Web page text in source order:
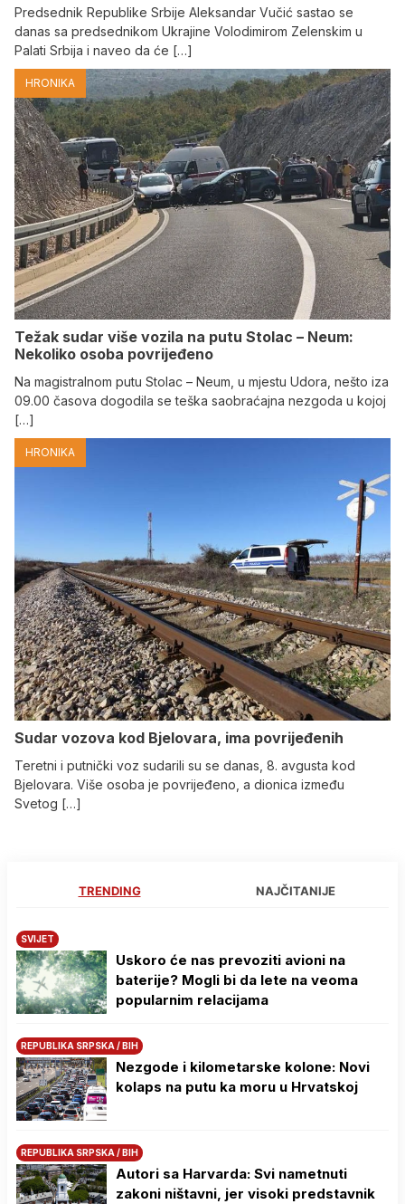
Predsednik Republike Srbije Aleksandar Vučić sastao se
danas sa predsednikom Ukrajine Volodimirom Zelenskim u
Palati Srbija i naveo da će […]
HRONIKA
Težak sudar više vozila na putu Stolac – Neum:
Nekoliko osoba povrijeđeno
Na magistralnom putu Stolac – Neum, u mjestu Udora, nešto iza
09.00 časova dogodila se teška saobraćajna nezgoda u kojoj
[…]
HRONIKA
Sudar vozova kod Bjelovara, ima povrijeđenih
Teretni i putnički voz sudarili su se danas, 8. avgusta kod
Bjelovara. Više osoba je povrijeđeno, a dionica između
Svetog […]
TRENDING NAJČITANIJE
SVIJET
Uskoro će nas prevoziti avioni na
baterije? Mogli bi da lete na veoma
popularnim relacijama
REPUBLIKA SRPSKA / BIH
Nezgode i kilometarske kolone: Novi
kolaps na putu ka moru u Hrvatskoj
REPUBLIKA SRPSKA / BIH
Autori sa Harvarda: Svi nametnuti
zakoni ništavni, jer visoki predstavnik